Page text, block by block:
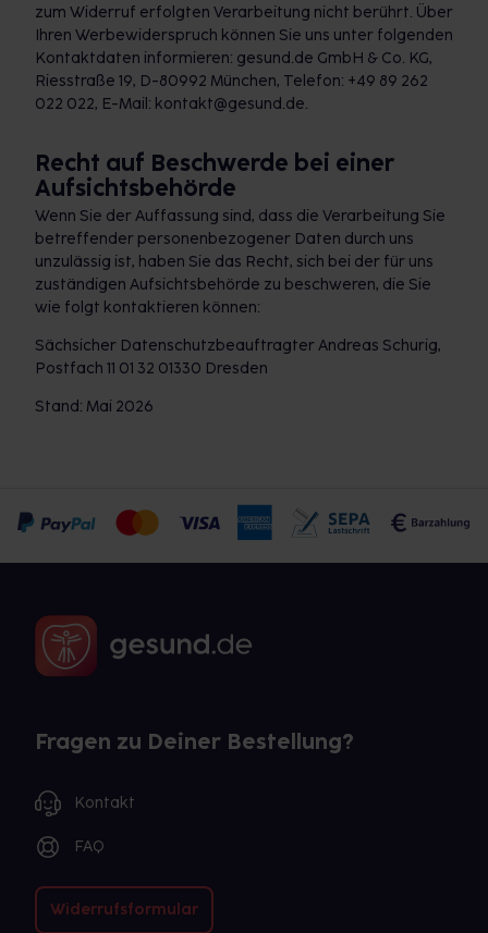
zum Widerruf erfolgten Verarbeitung nicht berührt. Über
Ihren Werbewiderspruch können Sie uns unter folgenden
Kontaktdaten informieren: gesund.de GmbH & Co. KG,
Riesstraße 19, D-80992 München, Telefon: +49 89 262
022 022, E-Mail: kontakt@gesund.de.
Recht auf Beschwerde bei einer
Aufsichtsbehörde
Wenn Sie der Auffassung sind, dass die Verarbeitung Sie
betreffender personenbezogener Daten durch uns
unzulässig ist, haben Sie das Recht, sich bei der für uns
zuständigen Aufsichtsbehörde zu beschweren, die Sie
wie folgt kontaktieren können:
Sächsicher Datenschutzbeauftragter Andreas Schurig,
Postfach 11 01 32 01330 Dresden
Stand: Mai 2026
Fragen zu Deiner Bestellung?
Kontakt
FAQ
Widerrufsformular